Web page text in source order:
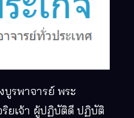
บูรพาจารย์ พระ
ริยเจ้า ผู้ปฏิบัติดี ปฏิบัติ